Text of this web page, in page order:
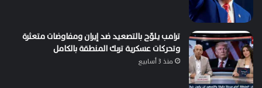
ترامب يلوّح بالتصعيد ضد إيران ومفاوضات متعثرة
وتحركات عسكرية تربك المنطقة بالكامل
منذ 3 أسابيع